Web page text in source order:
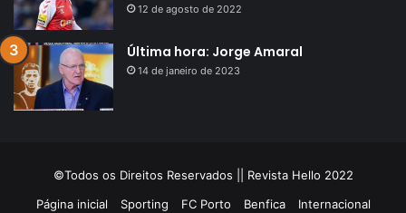
12 de agosto de 2022
Última hora: Jorge Amaral
14 de janeiro de 2023
©Todos os Direitos Reservados || Revista Hello 2022
Página inicial
Sporting FC Porto Benfica
Internacional